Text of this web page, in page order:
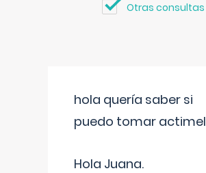
Otras consultas
hola quería saber si
puedo tomar actimel
Hola Juana.